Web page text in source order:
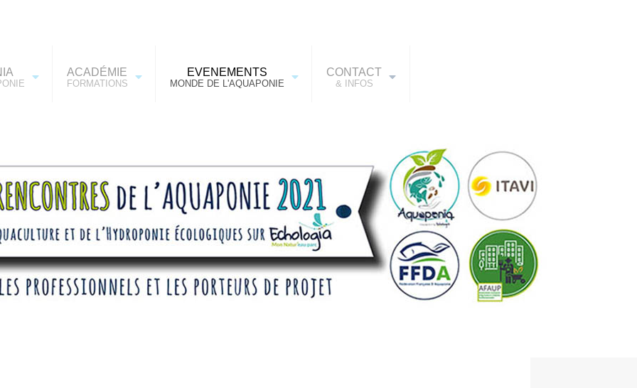
ACADÉMIE
FORMATIONS
EVENEMENTS
MONDE DE L'AQUAPONIE
CONTACT
& INFOS